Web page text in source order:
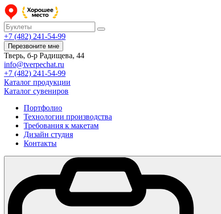
+7 (482) 241-54-99
Перезвоните мне
Тверь, б-р Радищева, 44
info@tverpechat.ru
+7 (482) 241-54-99
Каталог продукции
Каталог сувениров
Портфолио
Технологии производства
Требования к макетам
Дизайн студия
Контакты